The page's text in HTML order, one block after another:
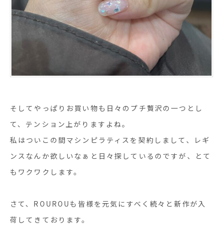
そしてやっぱりお買い物も日々のプチ贅沢の一つとし
て、テンション上がりますよね。
私はついこの間マシンピラティスを契約しまして、レギ
ンスなんか欲しいなぁと日々探しているのですが、とて
もワクワクします。
さて、ROUROUも皆様を元気にすべく続々と新作が入
荷してきております。